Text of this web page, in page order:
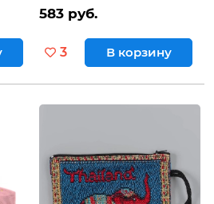
583 руб.
3 В корзину